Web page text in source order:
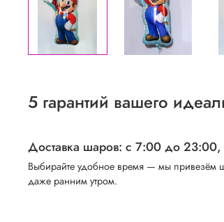
5 гарантий вашего
Доставка шаров: с 7:00 до 23:00,
Выбирайте удобное время — мы привезём
даже ранним утром.